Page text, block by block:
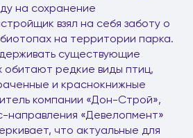
на сохранение
взял на себя заботу о
на территории парка.
существующие
обитают редкие виды птиц,
и краснокнижные
компании «Дон-Строй»,
направления «Девелопмент»
что актуальные для